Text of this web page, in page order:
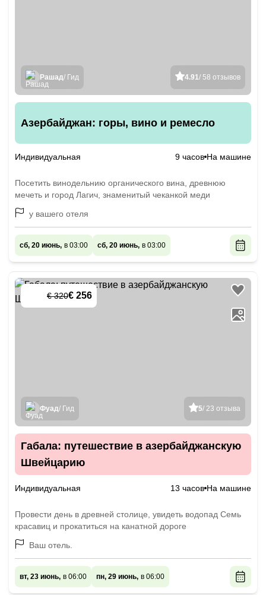
4.91/ 58 отзывов
Рашад/ Гид
Азербайджан: горы, вино и ремесло
Индивидуальная 9 часов На машине
Посетить винодельнию органического вина, древнюю
мечеть и город Лагич, знаменитый чеканкой меди
у вашего отеля
сб, 20 июнь, в 03:00 сб, 20 июнь, в 03:00
€ 320€ 256
5/ 23 отзыва
Фуад/ Гид
Габала: путешествие в азербайджанскую
Швейцарию
Индивидуальная 13 часов На машине
Провести день в древней столице, увидеть водопад Семь
красавиц и прокатиться на канатной дороге
Ваш отель.
вт, 23 июнь, в 06:00 пн, 29 июнь, в 06:00